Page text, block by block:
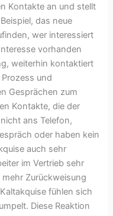
Kontakte an und stellt
das neue
wer interessiert
vorhanden
weiterhin kontaktiert
und
Gesprächen zum
Kontakte, die der
ans Telefon,
oder haben kein
auch sehr
im Vertrieb sehr
Zurückweisung
fühlen sich
Diese Reaktion